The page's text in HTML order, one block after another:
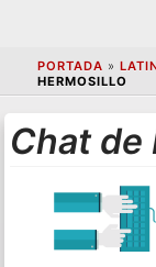
PORTADA »
HERMOSILLO
Chat de